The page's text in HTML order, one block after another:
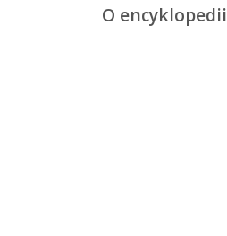
O encyklopedii